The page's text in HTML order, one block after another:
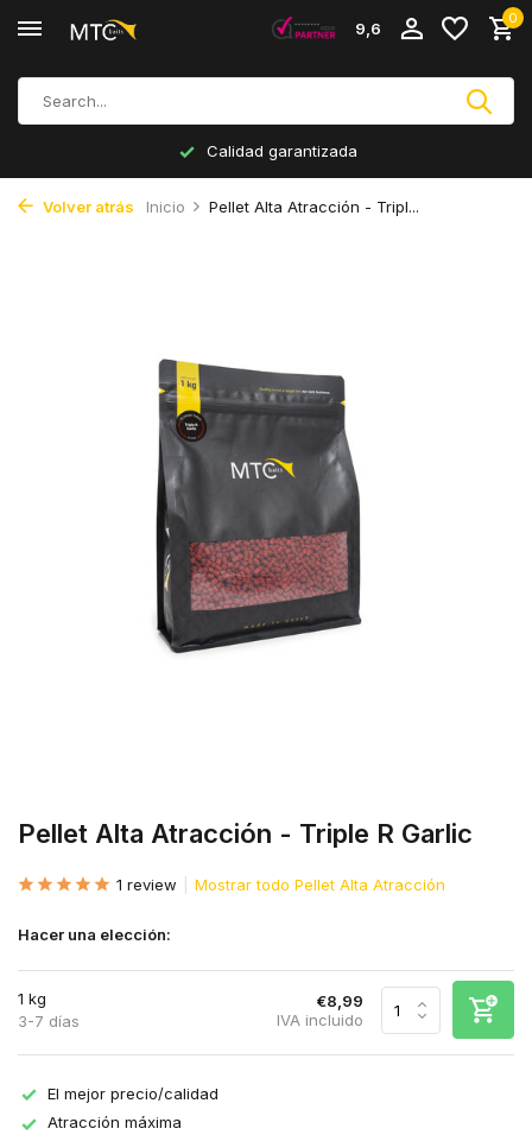
9,6
0
Calidad garantizada
Volver atrás Inicio Pellet Alta Atracción - Tripl...
Pellet Alta Atracción - Triple R Garlic
1 review Mostrar todo Pellet Alta Atracción
Hacer una elección:
1 kg
3-7 días
€8,99
IVA incluido
El mejor precio/calidad
Atracción máxima